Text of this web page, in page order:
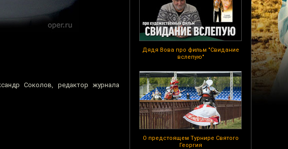
Дядя Вова про фильм "Свидание
вслепую"
О предстоящем Турнире Святого
Георгия
Соколов, редактор журнала